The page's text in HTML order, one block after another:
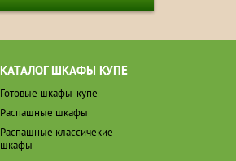
КАТАЛОГ ШКАФЫ КУПЕ
Готовые шкафы-купе
Распашные шкафы
Распашные классичекие
шкафы